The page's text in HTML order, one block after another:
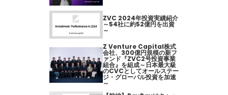
ZVC 2024年投資実績紹介
～54社に約52億円を出資
～
Z Venture Capital株式
会社、300億円規模の新フ
ァンド『ZVC2号投資事業
組合』を組成～日本最大級
のCVCとしてオールステー
ジ・グローバル投資を加速
～